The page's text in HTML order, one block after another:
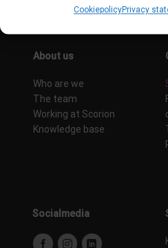
CookiepolicyPrivacy
About us
Who are we
The team
Working at Scorion
Knowledge base
Socialmedia